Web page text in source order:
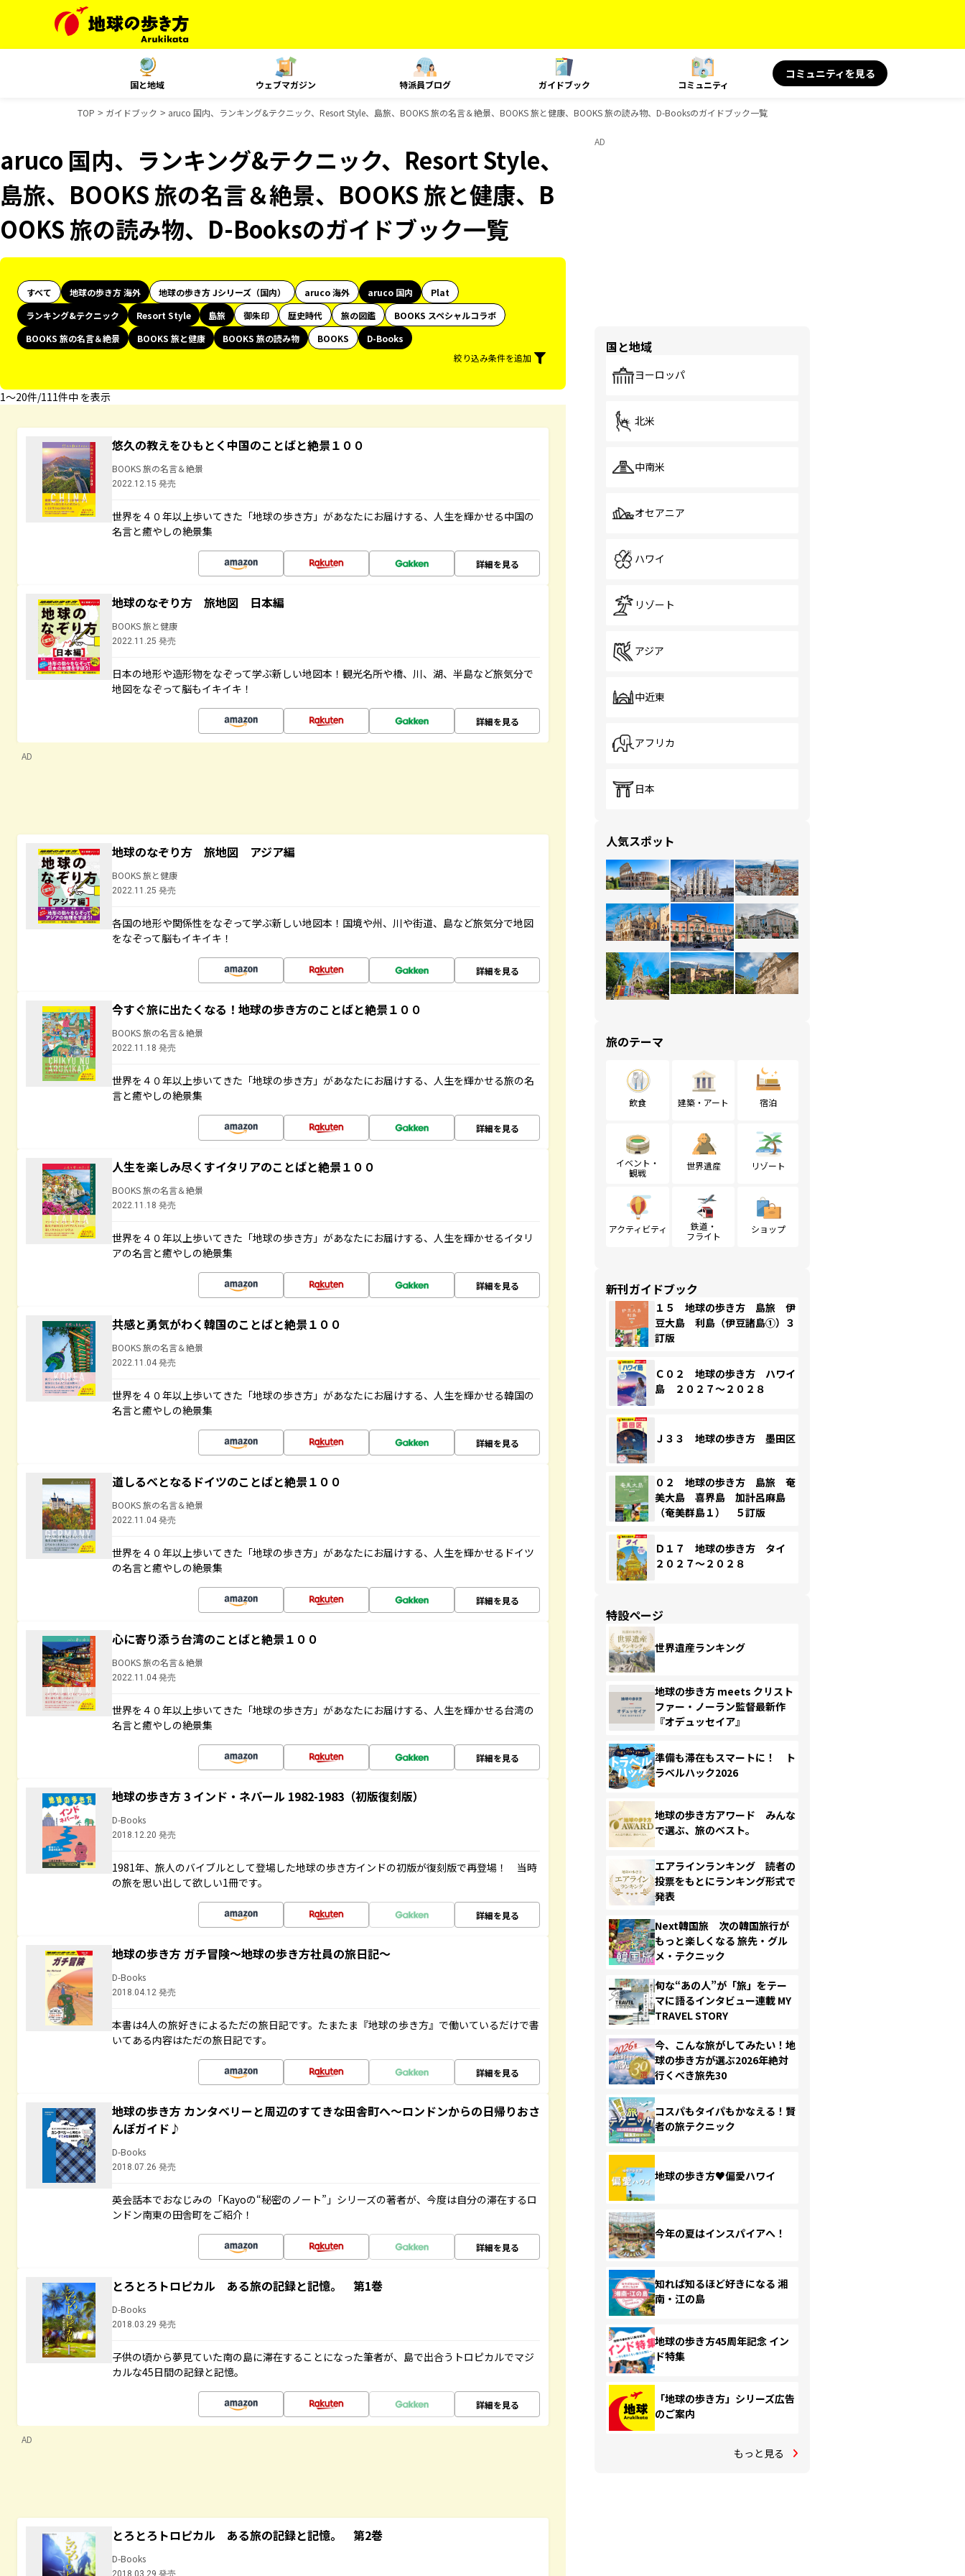
国と地域 ウェブマガジン 特派員ブログ ガイドブック コミュニティ
コミュニティを見る
TOP ガイドブック aruco 国内、ランキング&テクニック、Resort Style、島旅、BOOKS 旅の名言＆絶景、BOOKS 旅と健康、BOOKS 旅の読み物、D-Booksのガイドブック一覧
aruco 国内、ランキング&テクニック、Resort Style、
島旅、BOOKS 旅の名言＆絶景、BOOKS 旅と健康、B
OOKS 旅の読み物、D-Booksのガイドブック一覧
すべて 地球の歩き方 海外 地球の歩き方 Jシリーズ（国内） aruco 海外 aruco 国内
Plat
ランキング&テクニック
Resort Style 島旅 御朱印 歴史時代 旅の図鑑
BOOKS スペシャルコラボ
BOOKS 旅の名言＆絶景
BOOKS 旅と健康 BOOKS 旅の読み物 BOOKS
D-Books
絞り込み条件を追加
1〜20件/111件中 を表示
悠久の教えをひもとく中国のことばと絶景１００
BOOKS 旅の名言＆絶景
2022.12.15 発売
世界を４０年以上歩いてきた「地球の歩き方」があなたにお届けする、人生を輝かせる中国の
名言と癒やしの絶景集
詳細を見る
地球のなぞり方 旅地図 日本編
BOOKS 旅と健康
2022.11.25 発売
日本の地形や造形物をなぞって学ぶ新しい地図本！観光名所や橋、川、湖、半島など旅気分で
地図をなぞって脳もイキイキ！
詳細を見る
AD
地球のなぞり方 旅地図 アジア編
BOOKS 旅と健康
2022.11.25 発売
各国の地形や関係性をなぞって学ぶ新しい地図本！国境や州、川や街道、島など旅気分で地図
をなぞって脳もイキイキ！
詳細を見る
今すぐ旅に出たくなる！地球の歩き方のことばと絶景１００
BOOKS 旅の名言＆絶景
2022.11.18 発売
世界を４０年以上歩いてきた「地球の歩き方」があなたにお届けする、人生を輝かせる旅の名
言と癒やしの絶景集
詳細を見る
人生を楽しみ尽くすイタリアのことばと絶景１００
BOOKS 旅の名言＆絶景
2022.11.18 発売
世界を４０年以上歩いてきた「地球の歩き方」があなたにお届けする、人生を輝かせるイタリ
アの名言と癒やしの絶景集
詳細を見る
共感と勇気がわく韓国のことばと絶景１００
BOOKS 旅の名言＆絶景
2022.11.04 発売
世界を４０年以上歩いてきた「地球の歩き方」があなたにお届けする、人生を輝かせる韓国の
名言と癒やしの絶景集
詳細を見る
道しるべとなるドイツのことばと絶景１００
BOOKS 旅の名言＆絶景
2022.11.04 発売
世界を４０年以上歩いてきた「地球の歩き方」があなたにお届けする、人生を輝かせるドイツ
の名言と癒やしの絶景集
詳細を見る
心に寄り添う台湾のことばと絶景１００
BOOKS 旅の名言＆絶景
2022.11.04 発売
世界を４０年以上歩いてきた「地球の歩き方」があなたにお届けする、人生を輝かせる台湾の
名言と癒やしの絶景集
詳細を見る
地球の歩き方 3 インド・ネパール 1982-1983（初版復刻版）
D-Books
2018.12.20 発売
1981年、旅人のバイブルとして登場した地球の歩き方インドの初版が復刻版で再登場！ 当時
の旅を思い出して欲しい1冊です。
詳細を見る
地球の歩き方 ガチ冒険～地球の歩き方社員の旅日記～
D-Books
2018.04.12 発売
本書は4人の旅好きによるただの旅日記です。たまたま『地球の歩き方』で働いているだけで書
いてある内容はただの旅日記です。
詳細を見る
地球の歩き方 カンタベリーと周辺のすてきな田舎町へ～ロンドンからの日帰りおさ
んぽガイド♪
D-Books
2018.07.26 発売
英会話本でおなじみの「Kayoの“秘密のノート”」シリーズの著者が、今度は自分の滞在するロ
ンドン南東の田舎町をご紹介！
詳細を見る
とろとろトロピカル ある旅の記録と記憶。 第1巻
D-Books
2018.03.29 発売
子供の頃から夢見ていた南の島に滞在することになった筆者が、島で出合うトロピカルでマジ
カルな45日間の記録と記憶。
詳細を見る
AD
とろとろトロピカル ある旅の記録と記憶。 第2巻
D-Books
2018.03.29 発売
AD
国と地域
ヨーロッパ
北米
中南米
オセアニア
ハワイ
リゾート
アジア
中近東
アフリカ
日本
人気スポット
旅のテーマ
飲食 建築・アート 宿泊
イベント・
観戦
世界遺産 リゾート
アクティビティ
鉄道・
フライト
ショップ
新刊ガイドブック
１５ 地球の歩き方 島旅 伊
豆大島 利島（伊豆諸島①）３
訂版
Ｃ０２ 地球の歩き方 ハワイ
島 ２０２７～２０２８
Ｊ３３ 地球の歩き方 墨田区
０２ 地球の歩き方 島旅 奄
美大島 喜界島 加計呂麻島
（奄美群島１） ５訂版
Ｄ１７ 地球の歩き方 タイ
２０２７～２０２８
特設ページ
世界遺産ランキング
地球の歩き方 meets クリスト
ファー・ノーラン監督最新作
『オデュッセイア』
準備も滞在もスマートに！ ト
ラベルハック2026
地球の歩き方アワード みんな
で選ぶ、旅のベスト。
エアラインランキング 読者の
投票をもとにランキング形式で
発表
Next韓国旅 次の韓国旅行が
もっと楽しくなる 旅先・グル
メ・テクニック
旬な“あの人”が「旅」をテー
マに語るインタビュー連載 MY
TRAVEL STORY
今、こんな旅がしてみたい！地
球の歩き方が選ぶ2026年絶対
行くべき旅先30
コスパもタイパもかなえる！賢
者の旅テクニック
地球の歩き方♥偏愛ハワイ
今年の夏はインスパイアへ！
知れば知るほど好きになる 湘
南・江の島
地球の歩き方45周年記念 イン
ド特集
「地球の歩き方」シリーズ広告
のご案内
もっと見る